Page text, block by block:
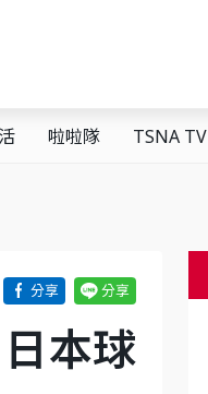
啦啦隊 TSNA TV
本球